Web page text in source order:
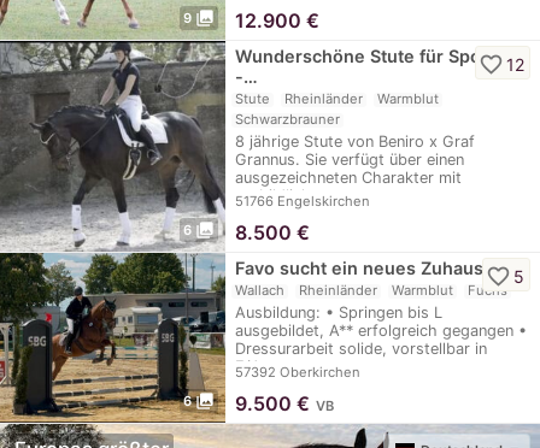
9 photo_library 12.900 €
6 photo_library
Wunderschöne Stute für Sport
-…
Stute Rheinländer
Warmblut
Schwarzbrauner
8 jährige Stute von Beniro x Graf
Grannus. Sie verfügt über einen
ausgezeichneten Charakter mit
vorbildlicher…
51766 Engelskirchen
favorite_border12
8.500 €
6 photo_library
Favo sucht ein neues Zuhause
Wallach Rheinländer Warmblut Fuchs
Ausbildung: • Springen bis L
ausgebildet, A** erfolgreich gegangen •
Dressurarbeit solide, vorstellbar in
E/A…
57392 Oberkirchen
favorite_border 5
9.500 € VB